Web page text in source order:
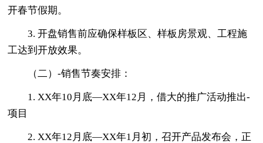
开春节假期。
3. 开盘销售前应确保样板区、样板房景观、工程施
工达到开放效果。
（二）-销售节奏安排：
1. XX年10月底—XX年12月，借大的推广活动推出-
项目
2. XX年12月底—XX年1月初，召开产品发布会，正